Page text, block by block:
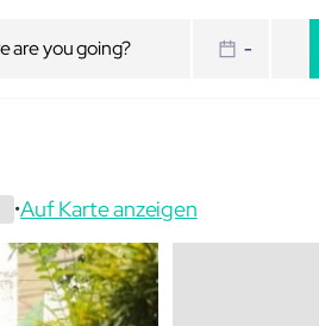
-
•Auf Karte anzeigen